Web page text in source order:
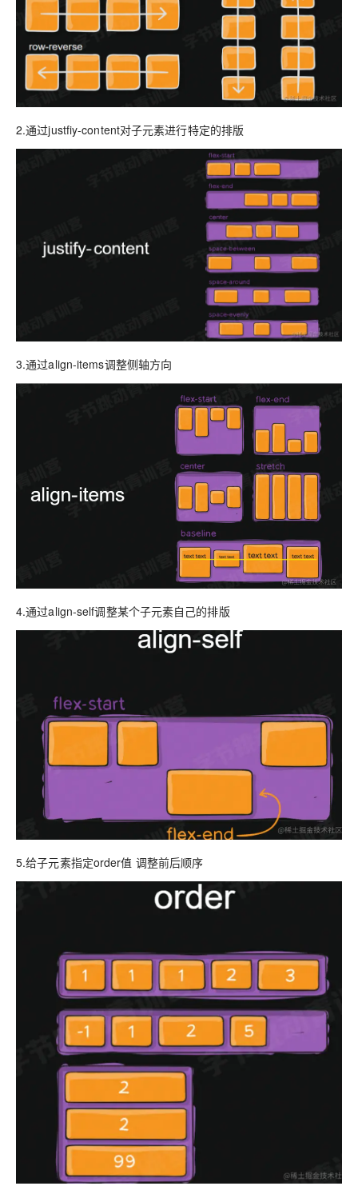
2.通过justfiy-content对子元素进行特定的排版
3.通过align-items调整侧轴方向
4.通过align-self调整某个子元素自己的排版
5.给子元素指定order值 调整前后顺序